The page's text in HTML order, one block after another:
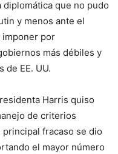
que no pudo
y menos ante el
por
más débiles y
de EE. UU.
Harris quiso
de criterios
fracaso se dio
el mayor número